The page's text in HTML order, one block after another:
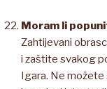
Moram li
Zahtijevani
i zaštite svakog
Igara. Ne možete